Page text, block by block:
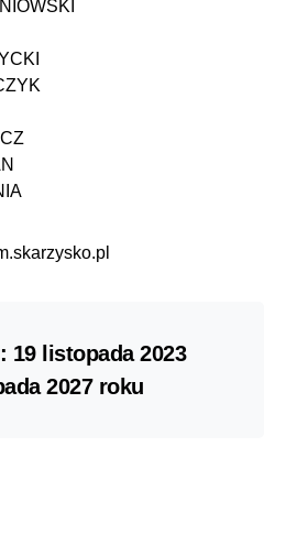
19 listopada 2023
2027 roku